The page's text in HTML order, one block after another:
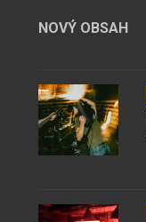
NOVÝ OBSAH